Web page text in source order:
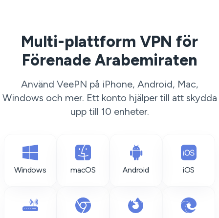
Multi-plattform VPN för
Förenade Arabemiraten
Använd VeePN på iPhone, Android, Mac,
Windows och mer. Ett konto hjälper till att skydda
upp till 10 enheter.
Windows macOS Android iOS